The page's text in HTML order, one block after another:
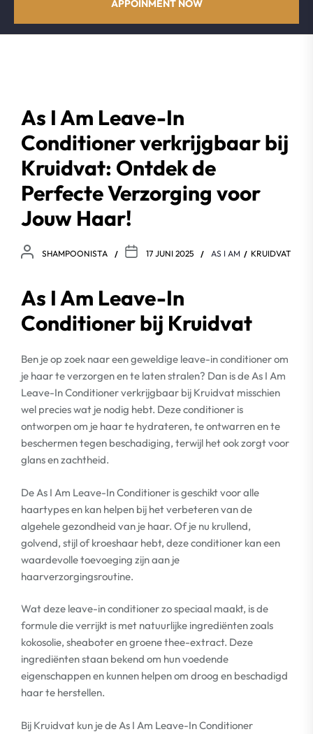
APPOINMENT NOW
As I Am Leave-In
Conditioner verkrijgbaar bij
Kruidvat: Ontdek de
Perfecte Verzorging voor
Jouw Haar!
SHAMPOONISTA 17 JUNI 2025 AS I AM KRUIDVAT
As I Am Leave-In
Conditioner bij Kruidvat
Ben je op zoek naar een geweldige leave-in conditioner om
je haar te verzorgen en te laten stralen? Dan is de As I Am
Leave-In Conditioner verkrijgbaar bij Kruidvat misschien
wel precies wat je nodig hebt. Deze conditioner is
ontworpen om je haar te hydrateren, te ontwarren en te
beschermen tegen beschadiging, terwijl het ook zorgt voor
glans en zachtheid.
De As I Am Leave-In Conditioner is geschikt voor alle
haartypes en kan helpen bij het verbeteren van de
algehele gezondheid van je haar. Of je nu krullend,
golvend, stijl of kroeshaar hebt, deze conditioner kan een
waardevolle toevoeging zijn aan je
haarverzorgingsroutine.
Wat deze leave-in conditioner zo speciaal maakt, is de
formule die verrijkt is met natuurlijke ingrediënten zoals
kokosolie, sheaboter en groene thee-extract. Deze
ingrediënten staan bekend om hun voedende
eigenschappen en kunnen helpen om droog en beschadigd
haar te herstellen.
Bij Kruidvat kun je de As I Am Leave-In Conditioner